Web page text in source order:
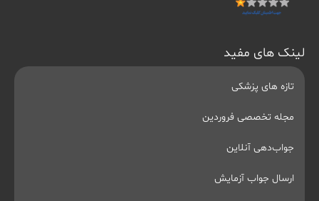
لینک های مفید
تازه های پزشکی
مجله تخصصی فروردین
جواب‌دهی آنلاین
ارسال جواب آزمایش